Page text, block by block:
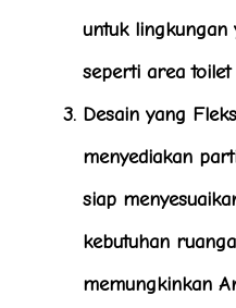
untuk
seperti area toilet
Desain yang
menyediakan
siap
kebutuhan
memungkinkan